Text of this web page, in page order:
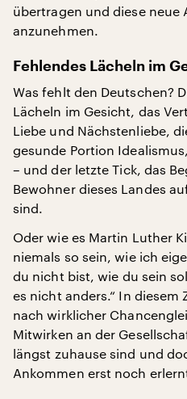
übertragen und diese neue
anzunehmen.
Fehlendes Lächeln im
Was fehlt den Deutschen?
Lächeln im Gesicht, das
Liebe und Nächstenliebe,
gesunde Portion
– und der letzte Tick, das
Bewohner dieses Landes
sind.
Oder wie es Martin Luther
niemals so sein, wie ich
du nicht bist, wie du sein
es nicht anders.“ In diesem
nach wirklicher
Mitwirken an der
längst zuhause sind und
Ankommen erst noch